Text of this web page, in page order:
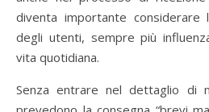
diventa importante considerare
degli utenti, sempre più
vita quotidiana.
Senza entrare nel dettaglio di